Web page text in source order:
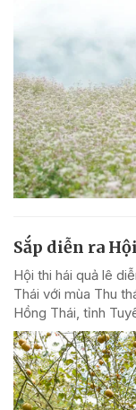
Sắp diễn ra
Hội thi hái quả lê
Thái với mùa Thu
Hồng Thái, tỉnh